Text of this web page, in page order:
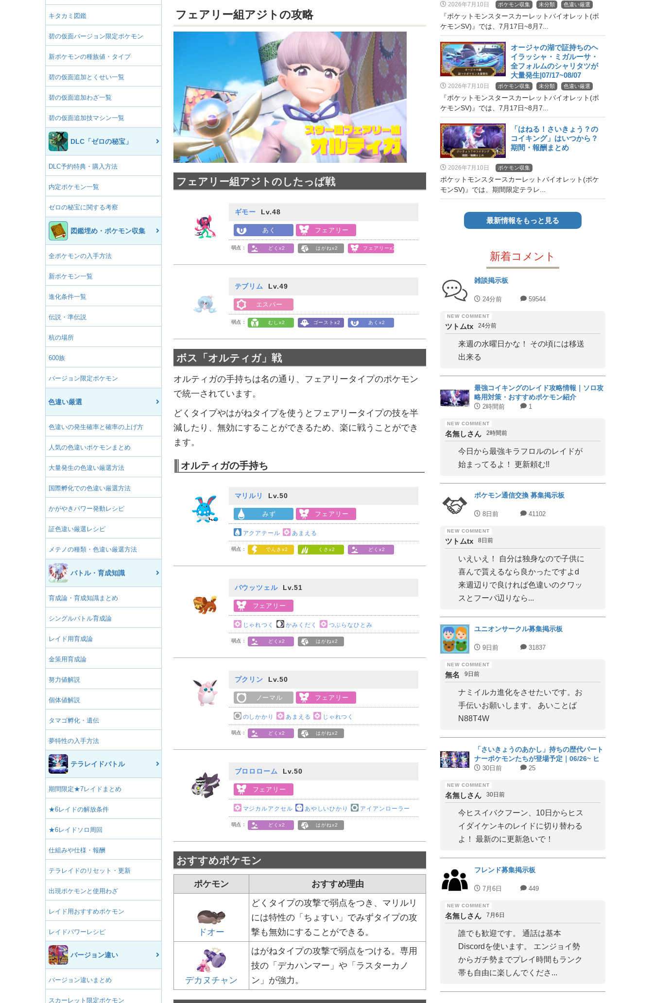
キタカミ図鑑
碧の仮面バージョン限定ポケモン
新ポケモンの種族値・タイプ
碧の仮面追加とくせい一覧
碧の仮面追加わざ一覧
碧の仮面追加技マシン一覧
DLC「ゼロの秘宝」
DLC予約特典・購入方法
内定ポケモン一覧
ゼロの秘宝に関する考察
図鑑埋め・ポケモン収集
全ポケモンの入手方法
新ポケモン一覧
進化条件一覧
伝説・準伝説
杭の場所
600族
バージョン限定ポケモン
色違い厳選
色違いの発生確率と確率の上げ方
人気の色違いポケモンまとめ
大量発生の色違い厳選方法
国際孵化での色違い厳選方法
かがやきパワー発動レシピ
証色違い厳選レシピ
メテノの種類・色違い厳選方法
バトル・育成知識
育成論・育成知識まとめ
シングルバトル育成論
レイド用育成論
金策用育成論
努力値解説
個体値解説
タマゴ孵化・遺伝
夢特性の入手方法
テラレイドバトル
期間限定★7レイドまとめ
★6レイドの解放条件
★6レイドソロ周回
仕組みや仕様・報酬
テラレイドのリセット・更新
出現ポケモンと使用わざ
レイド用おすすめポケモン
レイドパワーレシピ
バージョン違い
バージョン違いまとめ
スカーレット限定ポケモン
フェアリー組アジトの攻略
フェアリー組アジトのしたっぱ戦
ギモー Lv.48
あく フェアリー
弱点： どくx2 はがねx2 フェアリーx2
テブリム Lv.49
エスパー
弱点： むしx2 ゴーストx2 あくx2
ボス「オルティガ」戦
オルティガの手持ちは名の通り、フェアリータイプのポケモン
で統一されています。
どくタイプやはがねタイプを使うとフェアリータイプの技を半
減したり、無効にすることができるため、楽に戦うことができ
ます。
オルティガの手持ち
マリルリ Lv.50
みず フェアリー
アクアテール あまえる
弱点： でんきx2 くさx2 どくx2
バウッツェル Lv.51
フェアリー
じゃれつく かみくだく つぶらなひとみ
弱点： どくx2 はがねx2
プクリン Lv.50
ノーマル フェアリー
のしかかり あまえる じゃれつく
弱点： どくx2 はがねx2
ブロロローム Lv.50
フェアリー
マジカルアクセル あやしいひかり アイアンローラー
弱点： どくx2 はがねx2
おすすめポケモン
ポケモン おすすめ理由
ドオー
どくタイプの攻撃で弱点をつき、マリルリ
には特性の「ちょすい」でみずタイプの攻
撃も無効にすることができる。
デカヌチャン
はがねタイプの攻撃で弱点をつける。専用
技の「デカハンマー」や「ラスターカノ
ン」が強力。
2026年7月10日 ポケモン収集 未分類 色違い厳選
『ポケットモンスタースカーレットバイオレット(ポ
ケモンSV)』では、7月17日~8月7...
オージャの湖で証持ちのヘ
イラッシャ・ミガルーサ・
全フォルムのシャリタツが
大量発生|07/17~08/07
2026年7月10日 ポケモン収集 未分類 色違い厳選
『ポケットモンスタースカーレットバイオレット(ポ
ケモンSV)』では、7月17日~8月7...
「はねる！さいきょう？の
コイキング」はいつから？
期間・報酬まとめ
2026年7月10日 ポケモン収集
ポケットモンスタースカーレットバイオレット(ポケ
モンSV)』では、期間限定テラレ...
最新情報をもっと見る
新着コメント
雑談掲示板
24分前 59544
ツトムtx 24分前
来週の水曜日かな！ その頃には移送
出来る
最強コイキングのレイド攻略情報｜ソロ攻
略用対策・おすすめポケモン紹介
2時間前 1
名無しさん 2時間前
今日から最強キラフロルのレイドが
始まってるよ！ 更新頼む!!
ポケモン通信交換 募集掲示板
8日前 41102
ツトムtx 8日前
いえいえ！ 自分は独身なので子供に
喜んで貰えるなら良かったですよd
来週辺りで良ければ色違いのクワッ
スとフーパ辺りなら...
ユニオンサークル募集掲示板
9日前 31837
無名 9日前
ナミイルカ進化をさせたいです。お
手伝いお願いします。 あいことば
N88T4W
「さいきょうのあかし」持ちの歴代パート
ナーポケモンたちが登場予定｜06/26~ ヒ
スイジュナイパー
30日前 25
名無しさん 30日前
今ヒスイバクフーン、10日からヒス
イダイケンキのレイドに切り替わる
よ！ 最新のに更新急いで！
フレンド募集掲示板
7月6日 449
名無しさん 7月6日
誰でも歓迎です。 通話は基本
Discordを使います。 エンジョイ勢
からガチ勢までプレイ時間もランク
帯も自由に楽しんでくださ...